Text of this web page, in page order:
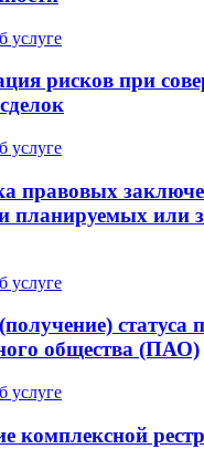
услуге
рисков при
услуге
правовых
планируемых или
услуге
статуса
общества (ПАО)
услуге
комплексной